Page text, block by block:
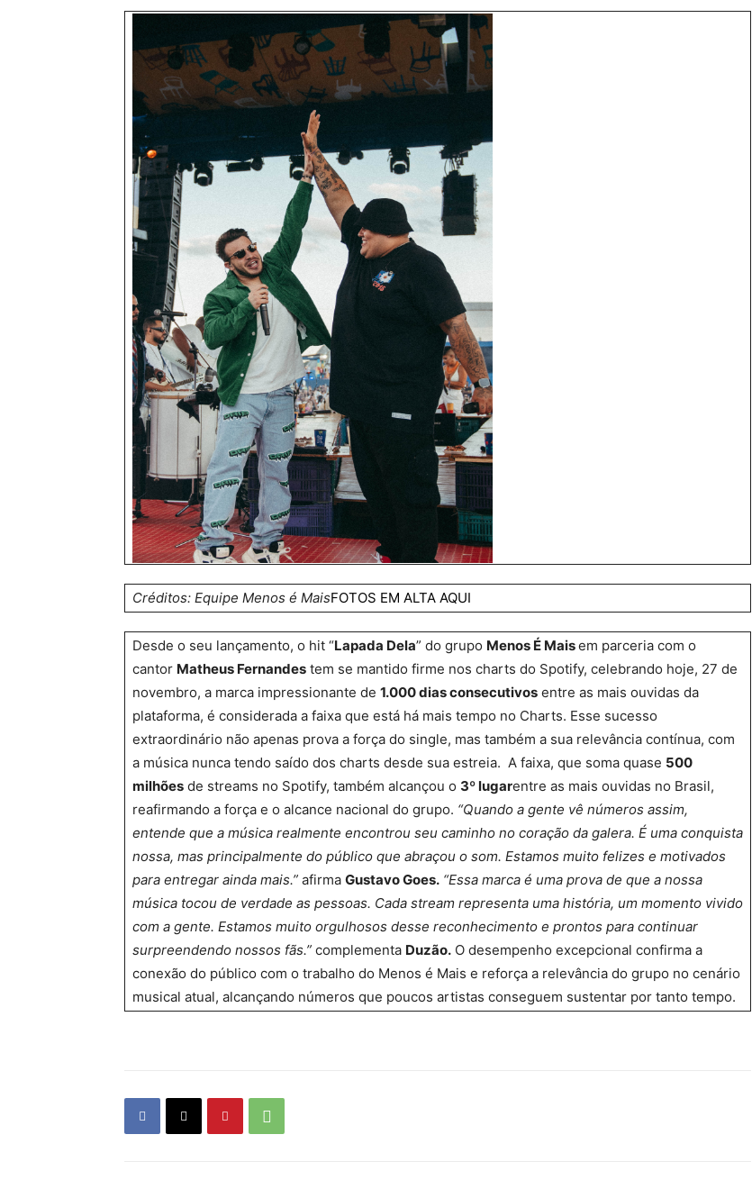
Créditos: Equipe Menos é MaisFOTOS EM ALTA AQUI
Desde o seu lançamento, o hit “Lapada Dela” do grupo Menos É Maisem parceria com o
cantor Matheus Fernandes tem se mantido firme nos charts do Spotify, celebrando hoje, 27 de
novembro, a marca impressionante de 1.000 dias consecutivos entre as mais ouvidas da
plataforma, é considerada a faixa que está há mais tempo no Charts. Esse sucesso
extraordinário não apenas prova a força do single, mas também a sua relevância contínua, com
a música nunca tendo saído dos charts desde sua estreia. A faixa, que soma quase 500
milhões de streams no Spotify, também alcançou o 3º lugarentre as mais ouvidas no Brasil,
reafirmando a força e o alcance nacional do grupo. “Quando a gente vê números assim,
entende que a música realmente encontrou seu caminho no coração da galera. É uma conquista
nossa, mas principalmente do público que abraçou o som. Estamos muito felizes e motivados
para entregar ainda mais.” afirma Gustavo Goes. “Essa marca é uma prova de que a nossa
música tocou de verdade as pessoas. Cada stream representa uma história, um momento vivido
com a gente. Estamos muito orgulhosos desse reconhecimento e prontos para continuar
surpreendendo nossos fãs.” complementa Duzão. O desempenho excepcional confirma a
conexão do público com o trabalho do Menos é Mais e reforça a relevância do grupo no cenário
musical atual, alcançando números que poucos artistas conseguem sustentar por tanto tempo.